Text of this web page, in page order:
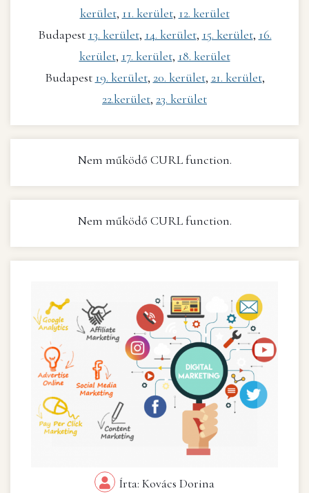
kerület, 11. kerület, 12. kerület
Budapest 13. kerület, 14. kerület, 15. kerület, 16.
kerület, 17. kerület, 18. kerület
Budapest 19. kerület, 20. kerület, 21. kerület,
22.kerület, 23. kerület
Nem működő CURL function.
Nem működő CURL function.
Írta: Kovács Dorina